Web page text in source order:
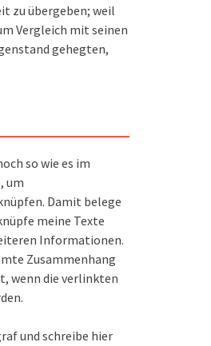
zu übergeben; weil
Vergleich mit seinen
gehegten,
so wie es im
um
Damit belege
meine Texte
Informationen.
Zusammenhang
wenn die verlinkten
und schreibe hier